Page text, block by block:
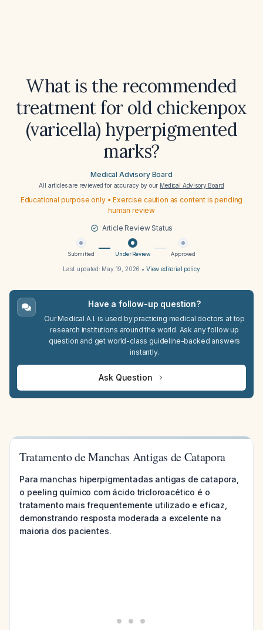
What is the recommended
treatment for old chickenpox
(varicella) hyperpigmented
marks?
Medical Advisory Board
All articles are reviewed for accuracy by our Medical Advisory Board
Educational purpose only • Exercise caution as content is pending
human review
Article Review Status
Submitted Under Review Approved
Last updated: May 19, 2026 • View editorial policy
Have a follow-up question?
Our Medical A.I. is used by practicing medical doctors at top
research institutions around the world. Ask any follow up
question and get world-class guideline-backed answers
instantly.
Ask Question
Tratamento de Manchas Antigas de Catapora
Para manchas hiperpigmentadas antigas de catapora,
o peeling químico com ácido tricloroacético é o
tratamento mais frequentemente utilizado e eficaz,
demonstrando resposta moderada a excelente na
maioria dos pacientes.